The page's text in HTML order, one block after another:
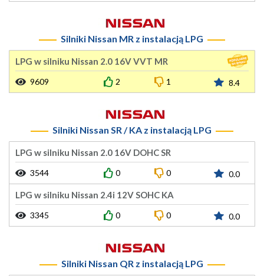
Silniki Nissan MR z instalacją LPG
LPG w silniku Nissan 2.0 16V VVT MR
9609 2 1 8.4
Silniki Nissan SR / KA z instalacją LPG
LPG w silniku Nissan 2.0 16V DOHC SR
3544 0 0 0.0
LPG w silniku Nissan 2.4i 12V SOHC KA
3345 0 0 0.0
Silniki Nissan QR z instalacją LPG